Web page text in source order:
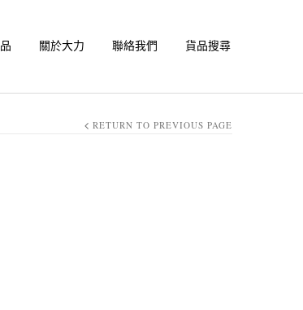
關於大力 聯絡我們 貨品搜尋
RETURN TO PREVIOUS PAGE